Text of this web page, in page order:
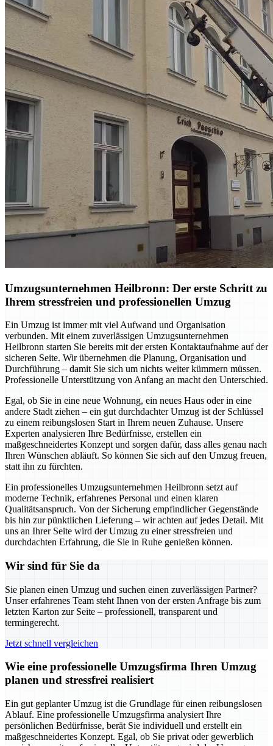
Umzugsunternehmen Heilbronn: Der erste Schritt zu
Ihrem stressfreien und professionellen Umzug
Ein Umzug ist immer mit viel Aufwand und Organisation
verbunden. Mit einem zuverlässigen Umzugsunternehmen
Heilbronn starten Sie bereits mit der ersten Kontaktaufnahme auf der
sicheren Seite. Wir übernehmen die Planung, Organisation und
Durchführung – damit Sie sich um nichts weiter kümmern müssen.
Professionelle Unterstützung von Anfang an macht den Unterschied.
Egal, ob Sie in eine neue Wohnung, ein neues Haus oder in eine
andere Stadt ziehen – ein gut durchdachter Umzug ist der Schlüssel
zu einem reibungslosen Start in Ihrem neuen Zuhause. Unsere
Experten analysieren Ihre Bedürfnisse, erstellen ein
maßgeschneidertes Konzept und sorgen dafür, dass alles genau nach
Ihren Wünschen abläuft. So können Sie sich auf den Umzug freuen,
statt ihn zu fürchten.
Ein professionelles Umzugsunternehmen Heilbronn setzt auf
moderne Technik, erfahrenes Personal und einen klaren
Qualitätsanspruch. Von der Sicherung empfindlicher Gegenstände
bis hin zur pünktlichen Lieferung – wir achten auf jedes Detail. Mit
uns an Ihrer Seite wird der Umzug zu einer stressfreien und
durchdachten Erfahrung, die Sie in Ruhe genießen können.
Wir sind für Sie da
Sie planen einen Umzug und suchen einen zuverlässigen Partner?
Unser erfahrenes Team steht Ihnen von der ersten Anfrage bis zum
letzten Karton zur Seite – professionell, transparent und
termingerecht.
Jetzt schnell vergleichen
Wie eine professionelle Umzugsfirma Ihren Umzug
planen und stressfrei realisiert
Ein gut geplanter Umzug ist die Grundlage für einen reibungslosen
Ablauf. Eine professionelle Umzugsfirma analysiert Ihre
persönlichen Bedürfnisse, berät Sie individuell und erstellt ein
maßgeschneidertes Konzept. Egal, ob Sie privat oder gewerblich